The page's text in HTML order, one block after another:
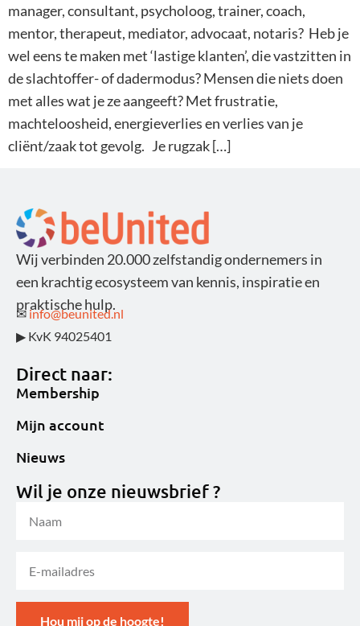
manager, consultant, psycholoog, trainer, coach,
mentor, therapeut, mediator, advocaat, notaris? Heb je
wel eens te maken met ‘lastige klanten’, die vastzitten in
de slachtoffer- of dadermodus? Mensen die niets doen
met alles wat je ze aangeeft? Met frustratie,
machteloosheid, energieverlies en verlies van je
cliënt/zaak tot gevolg. Je rugzak […]
Wij verbinden 20.000 zelfstandig ondernemers in
een krachtig ecosysteem van kennis, inspiratie en
praktische hulp.
✉ info@beunited.nl
▶ KvK 94025401
Direct naar:
Membership
Mijn account
Nieuws
Wil je onze nieuwsbrief ?
Hou mij op de hoogte!